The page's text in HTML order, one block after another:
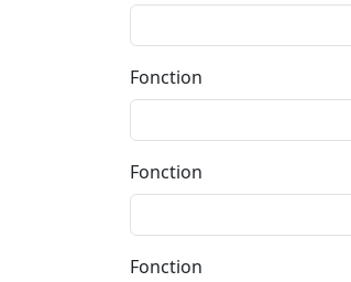
Fonction
Fonction
Fonction